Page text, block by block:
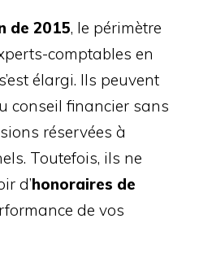
de 2015, le périmètre
comptables en
élargi. Ils peuvent
conseil financier sans
réservées à
Toutefois, ils ne
d’honoraires de
de vos